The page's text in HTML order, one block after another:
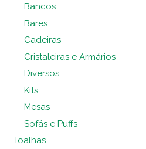
Bancos
Bares
Cadeiras
Cristaleiras e Armários
Diversos
Kits
Mesas
Sofás e Puffs
Toalhas